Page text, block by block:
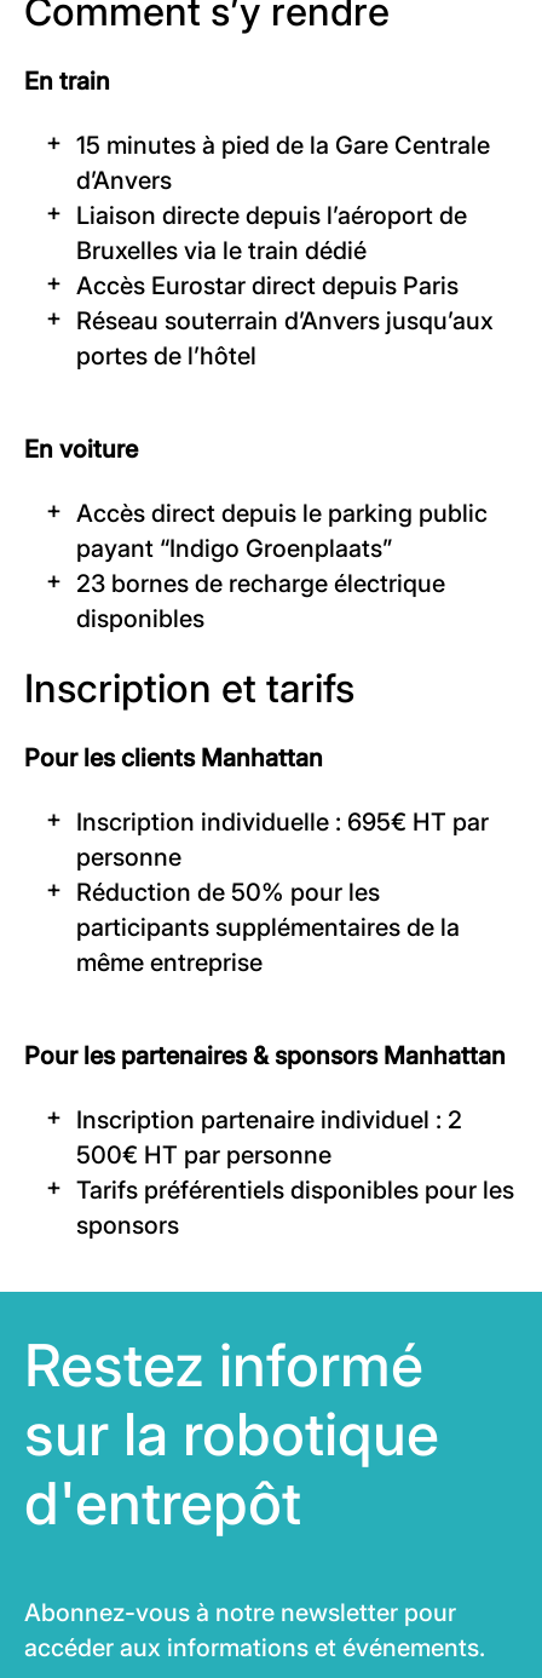
Comment s’y rendre
En train
15 minutes à pied de la Gare Centrale
d’Anvers
Liaison directe depuis l’aéroport de
Bruxelles via le train dédié
Accès Eurostar direct depuis Paris
Réseau souterrain d’Anvers jusqu’aux
portes de l’hôtel
En voiture
Accès direct depuis le parking public
payant “Indigo Groenplaats”
23 bornes de recharge électrique
disponibles
Inscription et tarifs
Pour les clients Manhattan
Inscription individuelle : 695€ HT par
personne
Réduction de 50% pour les
participants supplémentaires de la
même entreprise
Pour les partenaires & sponsors Manhattan
Inscription partenaire individuel : 2
500€ HT par personne
Tarifs préférentiels disponibles pour les
sponsors
Restez informé
sur la robotique
d'entrepôt
Abonnez-vous à notre newsletter pour
accéder aux informations et événements.